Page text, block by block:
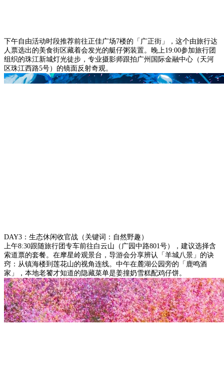
下午自由活动时段推荐前往正佳广场7楼的「广正街」，这个由旅行达
人票选出的美食街区藏着会发光的艇仔粥装置。晚上19:00参加旅行团
组织的珠江新城灯光徒步，专业摄影师跟拍广州国际金融中心（天河
区珠江西路5号）的镜面反射奇观。
DAY3：生态休闲收官战（关键词：自然野趣）
上午8:30跟随旅行团专车前往白云山（广园中路801号），建议选择含
索道票的套餐。在摩星岭观景台，导游会分享辨认「羊城八景」的诀
窍：从镇海楼到莲花山的视角连线。中午在麓湖公园旁的「鹿鸣酒
家」，本地老饕才知道的隐藏菜单是姜撞奶雪糕配鸡仔饼。